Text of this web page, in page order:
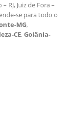
RJ, Juiz de Fora –
se para todo o
MG,
CE,Goiânia-